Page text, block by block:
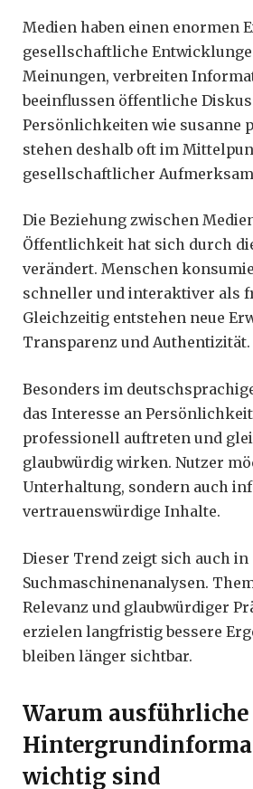
Medien haben einen enormen
gesellschaftliche
Meinungen, verbreiten
beeinflussen öffentliche
Persönlichkeiten wie susanne
stehen deshalb oft im
gesellschaftlicher
Die Beziehung zwischen
Öffentlichkeit hat sich durch
verändert. Menschen
schneller und interaktiver als
Gleichzeitig entstehen neue
Transparenz und Authentizität.
Besonders im
das Interesse an
professionell auftreten und
glaubwürdig wirken. Nutzer
Unterhaltung, sondern auch
vertrauenswürdige Inhalte.
Dieser Trend zeigt sich auch in
Suchmaschinenanalysen.
Relevanz und glaubwürdiger
erzielen langfristig bessere
bleiben länger sichtbar.
Warum ausführliche
wichtig sind